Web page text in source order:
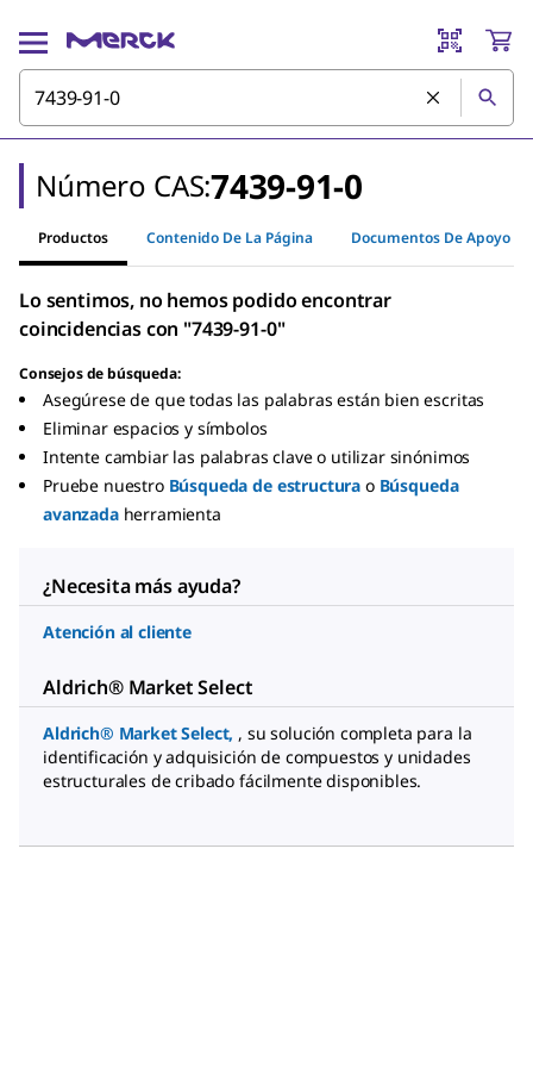
Número CAS:7439-91-0
Productos Contenido De La Página Documentos De Apoyo
Lo sentimos, no hemos podido encontrar
coincidencias con "7439-91-0"
Consejos de búsqueda:
Asegúrese de que todas las palabras están bien escritas
Eliminar espacios y símbolos
Intente cambiar las palabras clave o utilizar sinónimos
Pruebe nuestro Búsqueda de estructura o Búsqueda
avanzada herramienta
¿Necesita más ayuda?
Atención al cliente
Aldrich® Market Select
Aldrich® Market Select, , su solución completa para la
identificación y adquisición de compuestos y unidades
estructurales de cribado fácilmente disponibles.